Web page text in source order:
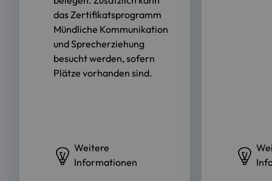
das Zertifikatsprogramm
Mündliche Kommunikation
und Sprecherziehung
besucht werden, sofern
Plätze vorhanden sind.
Weitere
Informationen